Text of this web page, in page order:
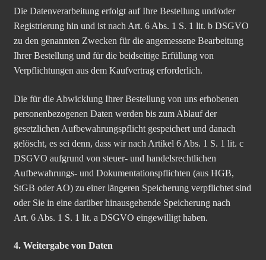
Die Datenverarbeitung erfolgt auf Ihre Bestellung und/oder
Registrierung hin und ist nach Art. 6 Abs. 1 S. 1 lit. b DSGVO
zu den genannten Zwecken für die angemessene Bearbeitung
Ihrer Bestellung und für die beidseitige Erfüllung von
Verpflichtungen aus dem Kaufvertrag erforderlich.
Die für die Abwicklung Ihrer Bestellung von uns erhobenen
personenbezogenen Daten werden bis zum Ablauf der
gesetzlichen Aufbewahrungspflicht gespeichert und danach
gelöscht, es sei denn, dass wir nach Artikel 6 Abs. 1 S. 1 lit. c
DSGVO aufgrund von steuer- und handelsrechtlichen
Aufbewahrungs- und Dokumentationspflichten (aus HGB,
StGB oder AO) zu einer längeren Speicherung verpflichtet sind
oder Sie in eine darüber hinausgehende Speicherung nach
Art. 6 Abs. 1 S. 1 lit. a DSGVO eingewilligt haben.
4. Weitergabe von Daten